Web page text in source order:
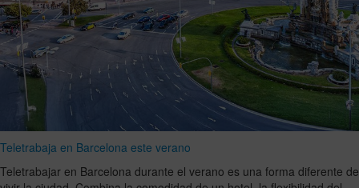
Teletrabaja en Barcelona este verano
Teletrabajar en Barcelona durante el verano es una forma diferente de